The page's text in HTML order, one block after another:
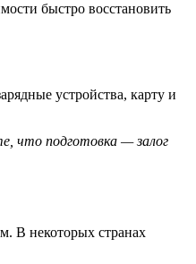
быстро восстановить
устройства, карту и
что подготовка — залог
В некоторых странах